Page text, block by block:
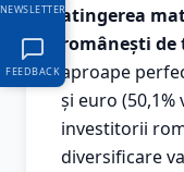
atingerea
românești
aproape
și euro (50,1%
investitorii
diversificare
NEWSLETTER
FEEDBACK